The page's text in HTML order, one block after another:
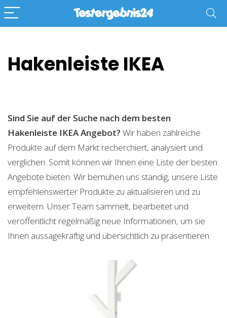
Hakenleiste IKEA
Sind Sie auf der Suche nach dem besten
Hakenleiste IKEAAngebot? Wir haben zahlreiche
Produkte auf dem Markt recherchiert, analysiert und
verglichen. Somit können wir Ihnen eine Liste der besten
Angebote bieten. Wir bemühen uns ständig, unsere Liste
empfehlenswerter Produkte zu aktualisieren und zu
erweitern. Unser Team sammelt, bearbeitet und
veröffentlicht regelmäßig neue Informationen, um sie
Ihnen aussagekräftig und übersichtlich zu präsentieren.